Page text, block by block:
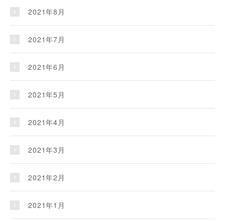
2021年8月
2021年7月
2021年6月
2021年5月
2021年4月
2021年3月
2021年2月
2021年1月